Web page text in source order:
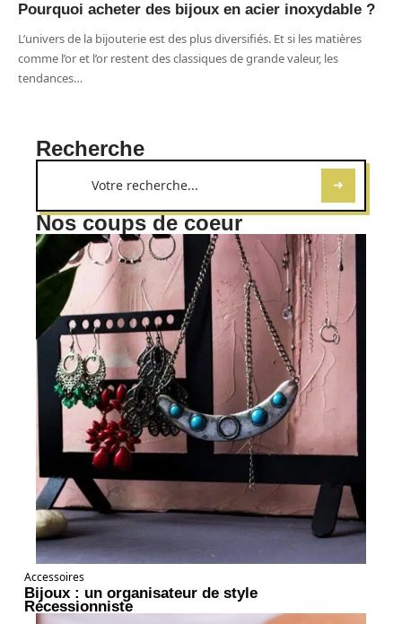
Pourquoi acheter des bijoux en acier inoxydable ?
L’univers de la bijouterie est des plus diversifiés. Et si les matières
comme l’or et l’or restent des classiques de grande valeur, les
tendances…
Recherche
Nos coups de coeur
Accessoires
Bijoux : un organisateur de style
Récessionniste